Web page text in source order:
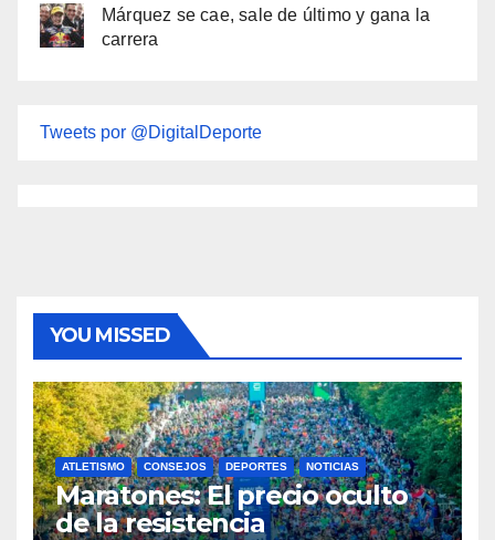
Márquez se cae, sale de último y gana la
carrera
Tweets por @DigitalDeporte
YOU MISSED
ATLETISMO CONSEJOS DEPORTES NOTICIAS
Maratones: El precio oculto
de la resistencia